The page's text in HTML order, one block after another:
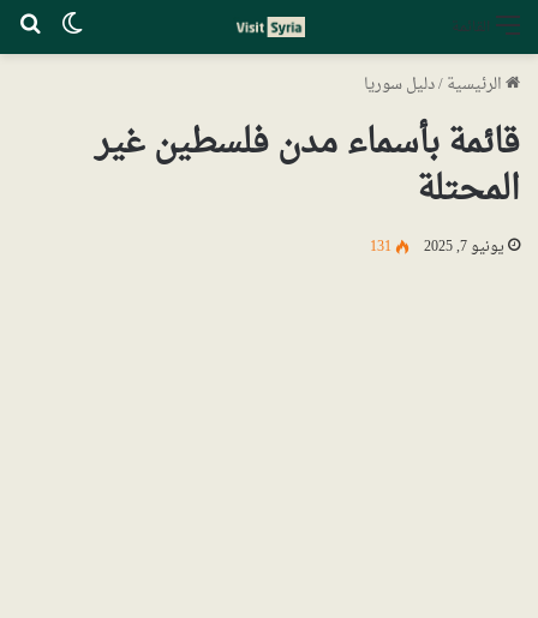
القائمة
الرئيسية/دليل سوريا
قائمة بأسماء مدن فلسطين غير
المحتلة
يونيو 7, 2025 131